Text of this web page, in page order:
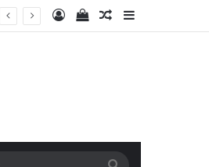
Log InView your
Random Article
Sidebar